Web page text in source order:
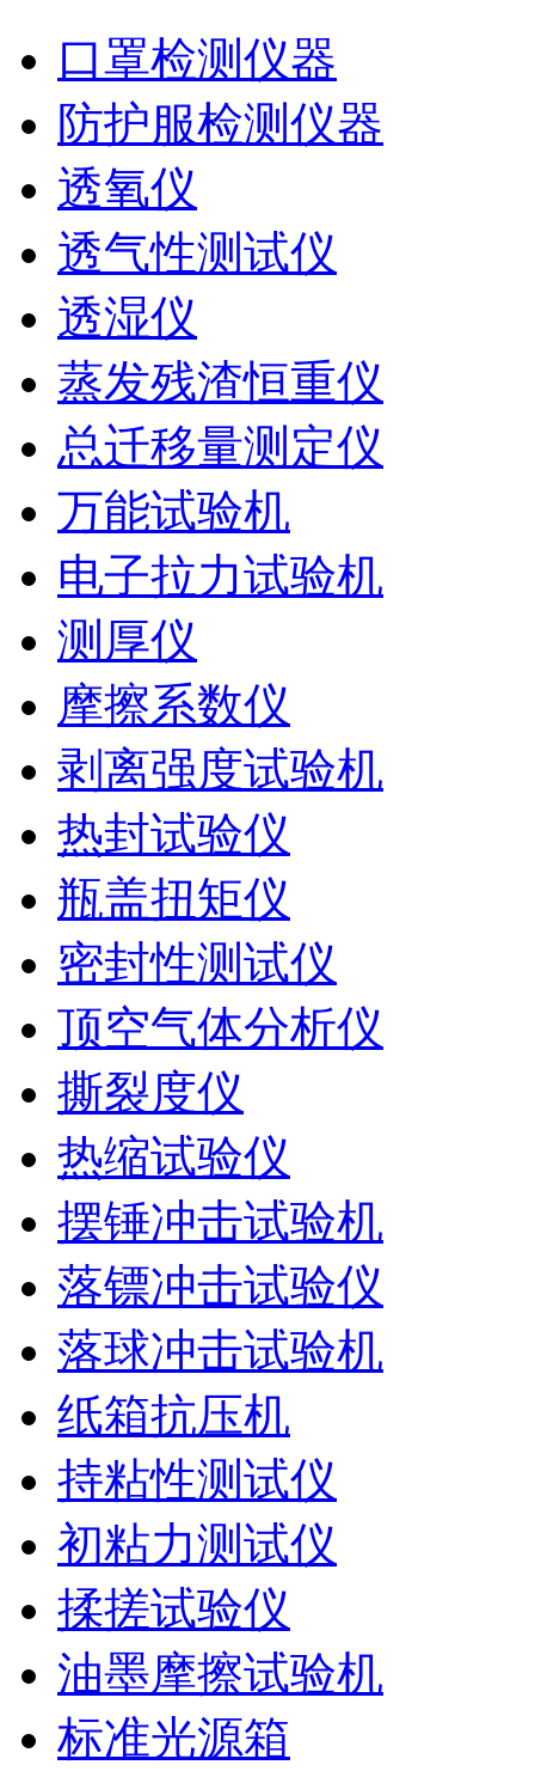
口罩检测仪器
防护服检测仪器
透氧仪
透气性测试仪
透湿仪
蒸发残渣恒重仪
总迁移量测定仪
万能试验机
电子拉力试验机
测厚仪
摩擦系数仪
剥离强度试验机
热封试验仪
瓶盖扭矩仪
密封性测试仪
顶空气体分析仪
撕裂度仪
热缩试验仪
摆锤冲击试验机
落镖冲击试验仪
落球冲击试验机
纸箱抗压机
持粘性测试仪
初粘力测试仪
揉搓试验仪
油墨摩擦试验机
标准光源箱